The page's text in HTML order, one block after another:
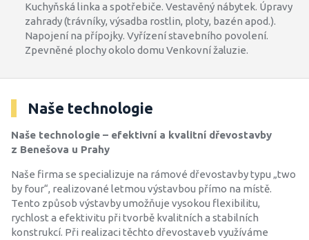
Kuchyňská linka a spotřebiče. Vestavěný nábytek. Úpravy
zahrady (trávníky, výsadba rostlin, ploty, bazén apod.).
Napojení na přípojky. Vyřízení stavebního povolení.
Zpevněné plochy okolo domu Venkovní žaluzie.
Naše technologie
Naše technologie – efektivní a kvalitní dřevostavby
z Benešova u Prahy
Naše firma se specializuje na rámové dřevostavby typu „two
by four“, realizované letmou výstavbou přímo na místě.
Tento způsob výstavby umožňuje vysokou flexibilitu,
rychlost a efektivitu při tvorbě kvalitních a stabilních
konstrukcí. Při realizaci těchto dřevostaveb využíváme